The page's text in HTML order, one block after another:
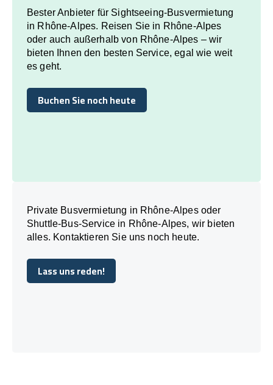
Bester Anbieter für Sightseeing-Busvermietung
in Rhône-Alpes. Reisen Sie in Rhône-Alpes
oder auch außerhalb von Rhône-Alpes – wir
bieten Ihnen den besten Service, egal wie weit
es geht.
Buchen Sie noch heute
Buchen Sie noch heute
Private Busvermietung in Rhône-Alpes oder
Shuttle-Bus-Service in Rhône-Alpes, wir bieten
alles. Kontaktieren Sie uns noch heute.
Lass uns reden!
Lass uns reden!